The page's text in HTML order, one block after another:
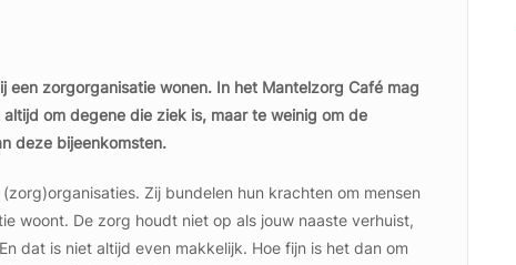
zorgorganisatie wonen. In het Mantelzorg Café mag
om degene die ziek is, maar te weinig om de
deze bijeenkomsten.
Zij bundelen hun krachten om mensen
woont. De zorg houdt niet op als jouw naaste verhuist,
dat is niet altijd even makkelijk. Hoe fijn is het dan om